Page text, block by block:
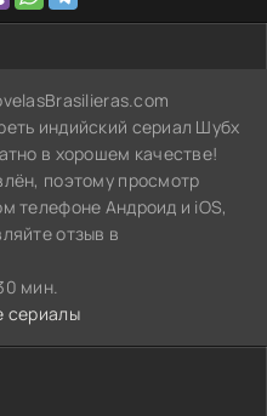
индийский сериал Шубх
в хорошем качестве!
поэтому просмотр
телефоне Андроид и iOS,
отзыв в
мин.
сериалы